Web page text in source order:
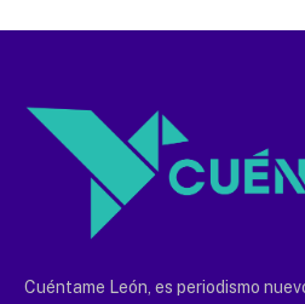
Cuéntame León, es periodismo